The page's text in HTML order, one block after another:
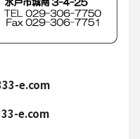
e.com
e.com